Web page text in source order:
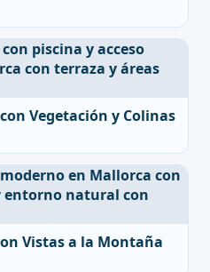
Vegetación y Colinas
Vistas a la Montaña